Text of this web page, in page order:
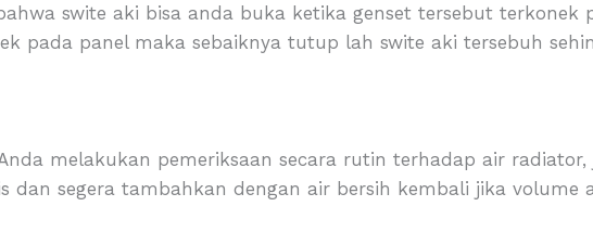
swite aki bisa anda buka ketika genset tersebut terkonek
pada panel maka sebaiknya tutup lah swite aki tersebuh
melakukan pemeriksaan secara rutin terhadap air radiator,
dan segera tambahkan dengan air bersih kembali jika volume